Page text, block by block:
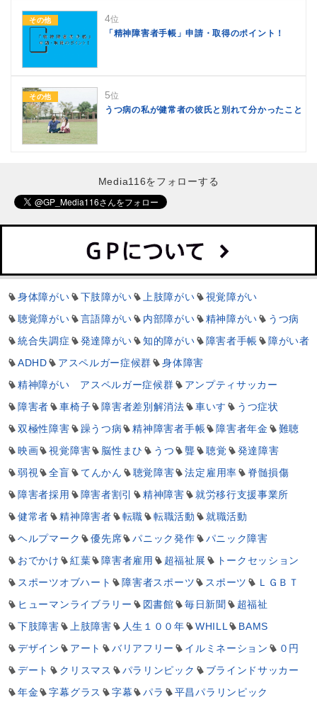
その他 4位
「精神障害者手帳」申請・取得のポイント！
その他 5位
うつ病の私が健常者の彼氏と別れて分かったこと
Media116をフォローする
身体障がい 下肢障がい 上肢障がい
視覚障がい
聴覚障がい
言語障がい 内部障がい 精神障がい
うつ病
統合失調症
発達障がい 知的障がい 障害者手帳
障がい者
ADHD
アスペルガー症候群
身体障害
精神障がい アスペルガー症候群
アンプティサッカー
障害者
車椅子 障害者差別解消法 車いす
うつ症状
双極性障害
躁うつ病 精神障害者手帳 障害者年金
難聴
映画
視覚障害 脳性まひ うつ 聾 聴覚
発達障害
弱視
全盲 てんかん 聴覚障害 法定雇用率
脊髄損傷
障害者採用
障害者割引 精神障害
就労移行支援事業所
健常者
精神障害者 転職 転職活動
就職活動
ヘルプマーク
優先席 パニック発作
パニック障害
おでかけ
紅葉 障害者雇用 超福祉展
トークセッション
スポーツオブハート
障害者スポーツ スポーツ
ＬＧＢＴ
ヒューマンライブラリー
図書館 毎日新聞
超福祉
下肢障害
上肢障害 人生１００年 WHILL
BAMS
デザイン
アート バリアフリー イルミネーション
０円
デート
クリスマス パラリンピック
ブラインドサッカー
年金
字幕グラス 字幕 パラ
平昌パラリンピック